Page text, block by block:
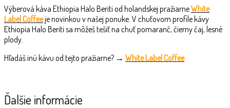
Výberová káva Ethiopia Halo Beriti od holandskej pražiarneWhite
Label Coffeeje novinkou v našej ponuke. V chuťovom profile kávy
Ethiopia Halo Beriti sa môžeš tešiť na chuť pomaranč, čierny čaj, lesné
plody.
Hľadáš inú kávu od tejto pražiarne? → White Label Coffee
Ďalšie informácie